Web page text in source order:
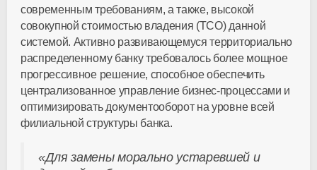
современным требованиям, а также, высокой
совокупной стоимостью владения (TCO) данной
системой. Активно развивающемуся территориально
распределенному банку требовалось более мощное
прогрессивное решение, способное обеспечить
централизованное управление бизнес-процессами и
оптимизировать документооборот на уровне всей
филиальной структуры банка.
«Для замены морально устаревшей и